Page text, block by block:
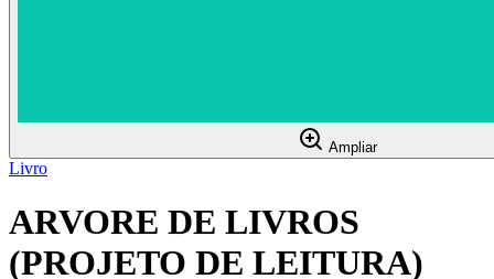
Ampliar
Livro
ARVORE DE LIVROS
(PROJETO DE LEITURA)